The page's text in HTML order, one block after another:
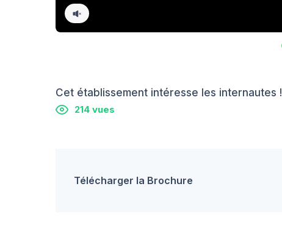
Cet établissement intéresse les internautes !
214 vues
Télécharger la Brochure